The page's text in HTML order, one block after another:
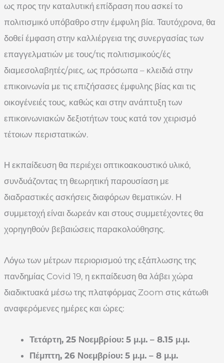
ως προς την καταλυτική επίδραση που ασκεί το
πολιτισμικό υπόβαθρο στην έμφυλη βία. Ταυτόχρονα, θα
δοθεί έμφαση στην καλλιέργεια της συνεργασίας των
επαγγελματιών με τους/τις πολιτισμικούς/ές
διαμεσολαβητές/ριες, ως πρόσωπα – κλειδιά στην
επικοινωνία με τις επιζήσασες έμφυλης βίας και τις
οικογένειές τους, καθώς και στην ανάπτυξη των
επικοινωνιακών δεξιοτήτων τους κατά τον χειρισμό
τέτοιων περιστατικών.
Η εκπαίδευση θα περιέχει οπτικοακουστικό υλικό,
συνδυάζοντας τη θεωρητική παρουσίαση με
διαδραστικές ασκήσεις διαφόρων θεματικών. Η
συμμετοχή είναι δωρεάν και στους συμμετέχοντες θα
χορηγηθούν βεβαιώσεις παρακολούθησης.
Λόγω των μέτρων περιορισμού της εξάπλωσης της
πανδημίας Covid 19, η εκπαίδευση θα λάβει χώρα
διαδικτυακά μέσω της πλατφόρμας Zoom στις κάτωθι
αναφερόμενες ημέρες και ώρες:
Τετάρτη, 25 Νοεμβρίου: 5 μ.μ. – 8.15 μ.μ.
Πέμπτη, 26 Νοεμβρίου: 5 μ.μ. – 8 μ.μ.